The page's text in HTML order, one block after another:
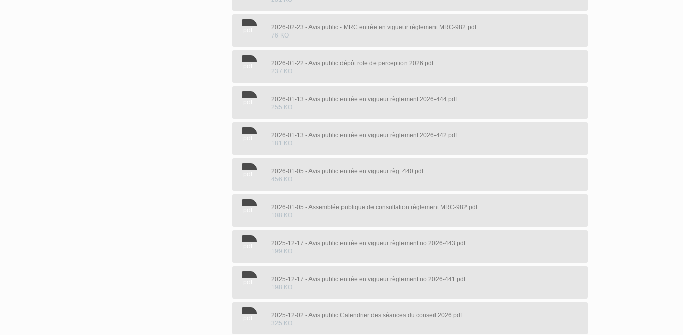
.pdf
2026-02-23 - Avis public - MRC entrée en vigueur règlement MRC-982.pdf
76 KO
.pdf
2026-01-22 - Avis public dépôt role de perception 2026.pdf
237 KO
.pdf
2026-01-13 - Avis public entrée en vigueur règlement 2026-444.pdf
255 KO
.pdf
2026-01-13 - Avis public entrée en vigueur règlement 2026-442.pdf
181 KO
.pdf
2026-01-05 - Avis public entrée en vigueur règ. 440.pdf
456 KO
.pdf
2026-01-05 - Assemblée publique de consultation règlement MRC-982.pdf
108 KO
.pdf
2025-12-17 - Avis public entrée en vigueur règlement no 2026-443.pdf
199 KO
.pdf
2025-12-17 - Avis public entrée en vigueur règlement no 2026-441.pdf
198 KO
.pdf
2025-12-02 - Avis public Calendrier des séances du conseil 2026.pdf
325 KO